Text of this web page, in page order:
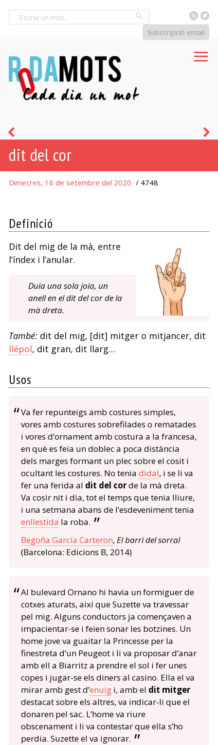
RSS
Subscripció email
dit del cor
Dimecres, 16 de setembre del 2020 / 4748
Definició
Dit del mig de la mà, entre
l’índex i l’anular.
Duia una sola joia, un
anell en el dit del cor de la
mà dreta.
També: dit del mig, [dit] mitger o mitjancer, dit
llépol, dit gran, dit llarg…
Usos
Va fer repunteigs amb costures simples,
vores amb costures sobrefilades o rematades
i vores d’ornament amb costura a la francesa,
en què es feia un doblec a poca distància
dels marges formant un plec sobre el cosit i
ocultant les costures. No tenia didal, i se li va
fer una ferida al dit del corde la mà dreta.
Va cosir nit i dia, tot el temps que tenia lliure,
i una setmana abans de l’esdeveniment tenia
enllestida la roba.
Begoña Garcia Carteron, El barri del sorral
(Barcelona: Edicions B, 2014)
Al bulevard Ornano hi havia un formiguer de
cotxes aturats, així que Suzette va travessar
pel mig. Alguns conductors ja començaven a
impacientar-se i feien sonar les botzines. Un
home jove va guaitar la Princesse per la
finestreta d’un Peugeot i li va proposar d’anar
amb ell a Biarritz a prendre el sol i fer unes
copes i jugar-se els diners al casino. Ella el va
mirar amb gest d’enuigi, amb el dit mitger
destacat sobre els altres, va indicar-li que el
donaren pel sac. L’home va riure
obscenament i li va contestar que ella s’ho
perdia. Suzette el va ignorar.
dit
assenyalador